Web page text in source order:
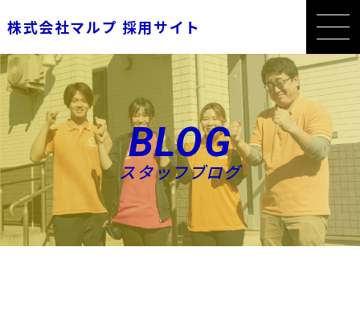
株式会社マルプ 採用サイト
BLOG
スタッフブログ